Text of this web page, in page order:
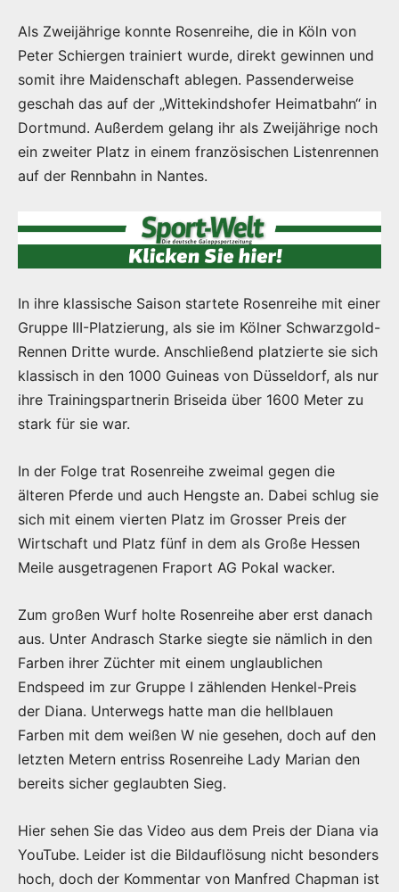
Als Zweijährige konnte Rosenreihe, die in Köln von
Peter Schiergen trainiert wurde, direkt gewinnen und
somit ihre Maidenschaft ablegen. Passenderweise
geschah das auf der „Wittekindshofer Heimatbahn“ in
Dortmund. Außerdem gelang ihr als Zweijährige noch
ein zweiter Platz in einem französischen Listenrennen
auf der Rennbahn in Nantes.
In ihre klassische Saison startete Rosenreihe mit einer
Gruppe III-Platzierung, als sie im Kölner Schwarzgold-
Rennen Dritte wurde. Anschließend platzierte sie sich
klassisch in den 1000 Guineas von Düsseldorf, als nur
ihre Trainingspartnerin Briseida über 1600 Meter zu
stark für sie war.
In der Folge trat Rosenreihe zweimal gegen die
älteren Pferde und auch Hengste an. Dabei schlug sie
sich mit einem vierten Platz im Grosser Preis der
Wirtschaft und Platz fünf in dem als Große Hessen
Meile ausgetragenen Fraport AG Pokal wacker.
Zum großen Wurf holte Rosenreihe aber erst danach
aus. Unter Andrasch Starke siegte sie nämlich in den
Farben ihrer Züchter mit einem unglaublichen
Endspeed im zur Gruppe I zählenden Henkel-Preis
der Diana. Unterwegs hatte man die hellblauen
Farben mit dem weißen W nie gesehen, doch auf den
letzten Metern entriss Rosenreihe Lady Marian den
bereits sicher geglaubten Sieg.
Hier sehen Sie das Video aus dem Preis der Diana via
YouTube. Leider ist die Bildauflösung nicht besonders
hoch, doch der Kommentar von Manfred Chapman ist